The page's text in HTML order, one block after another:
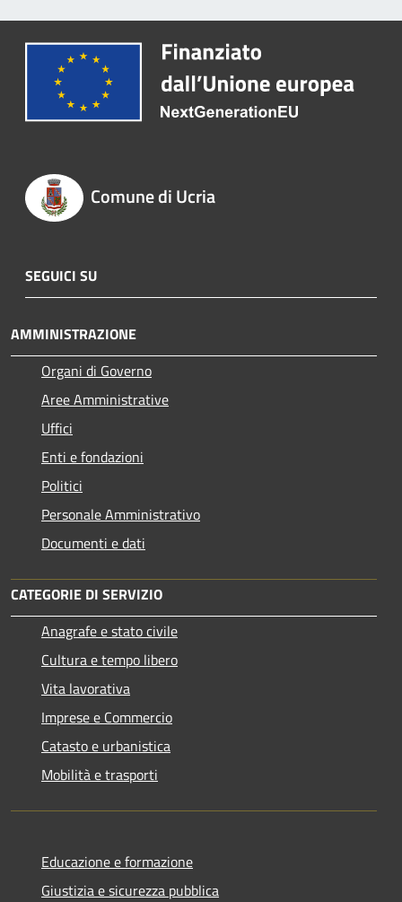
Comune di Ucria
SEGUICI SU
AMMINISTRAZIONE
Organi di Governo
Aree Amministrative
Uffici
Enti e fondazioni
Politici
Personale Amministrativo
Documenti e dati
CATEGORIE DI SERVIZIO
Anagrafe e stato civile
Cultura e tempo libero
Vita lavorativa
Imprese e Commercio
Catasto e urbanistica
Mobilità e trasporti
Educazione e formazione
Giustizia e sicurezza pubblica